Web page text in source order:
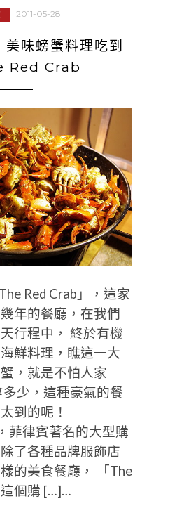
2011-05-28
美味螃蟹料理吃到
Red Crab
Red Crab」，這家
年的餐廳，在我們
行程中， 終於有機
鮮料理，瞧這一大
，就是不怕人家
少，這種豪氣的餐
到的呢！
菲律賓著名的大型購
了各種品牌服飾店
的美食餐廳， 「The
這個購 […]…